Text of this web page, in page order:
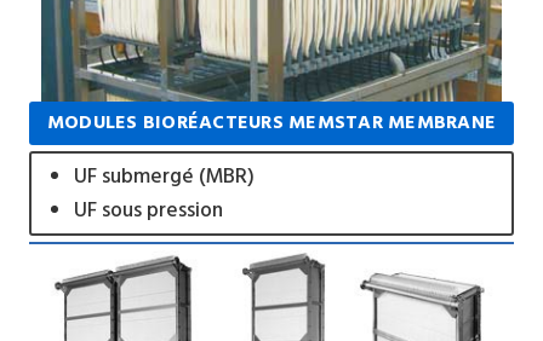
MODULES BIORÉACTEURS MEMSTAR MEMBRANE
UF submergé (MBR)
UF sous pression